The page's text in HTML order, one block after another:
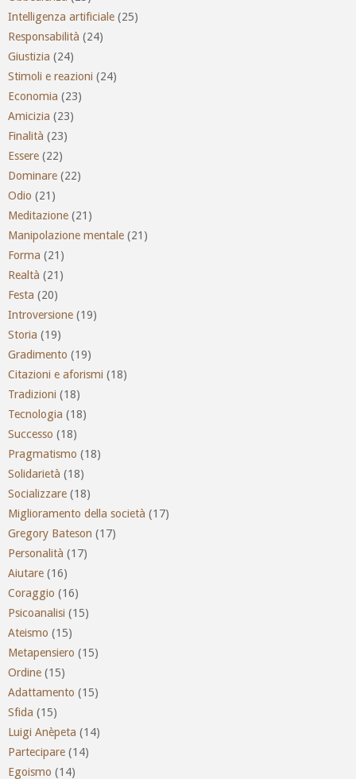
Intelligenza artificiale (25)
Responsabilità (24)
Giustizia (24)
Stimoli e reazioni (24)
Economia (23)
Amicizia (23)
Finalità (23)
Essere (22)
Dominare (22)
Odio (21)
Meditazione (21)
Manipolazione mentale (21)
Forma (21)
Realtà (21)
Festa (20)
Introversione (19)
Storia (19)
Gradimento (19)
Citazioni e aforismi (18)
Tradizioni (18)
Tecnologia (18)
Successo (18)
Pragmatismo (18)
Solidarietà (18)
Socializzare (18)
Miglioramento della società (17)
Gregory Bateson (17)
Personalità (17)
Aiutare (16)
Coraggio (16)
Psicoanalisi (15)
Ateismo (15)
Metapensiero (15)
Ordine (15)
Adattamento (15)
Sfida (15)
Luigi Anèpeta (14)
Partecipare (14)
Egoismo (14)